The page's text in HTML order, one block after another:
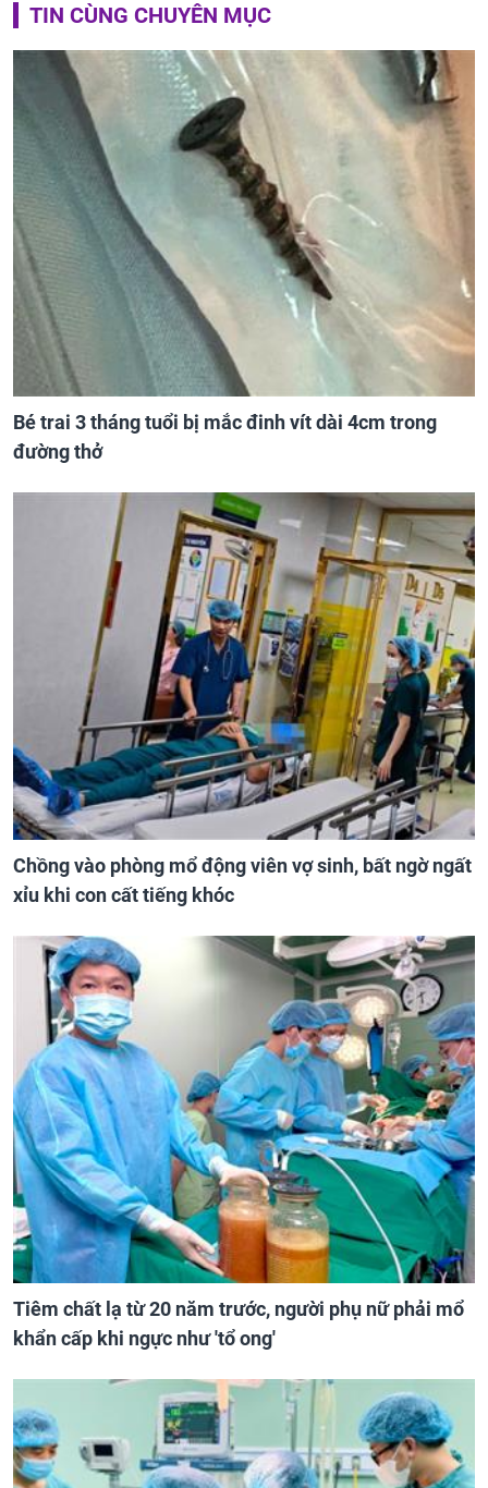
TIN CÙNG CHUYÊN MỤC
Bé trai 3 tháng tuổi bị mắc đinh vít dài 4cm trong
đường thở
Chồng vào phòng mổ động viên vợ sinh, bất ngờ ngất
xỉu khi con cất tiếng khóc
Tiêm chất lạ từ 20 năm trước, người phụ nữ phải mổ
khẩn cấp khi ngực như 'tổ ong'